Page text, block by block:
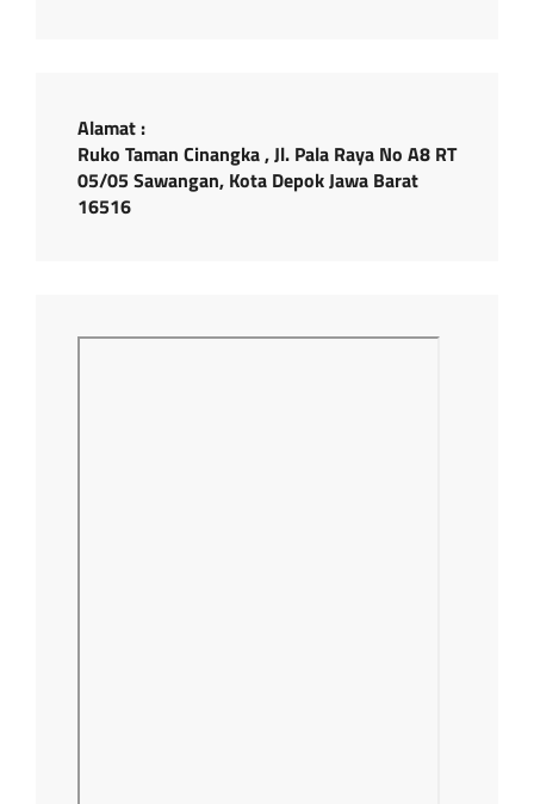
Alamat :
Ruko Taman Cinangka , Jl. Pala Raya No A8 RT
05/05 Sawangan, Kota Depok Jawa Barat
16516